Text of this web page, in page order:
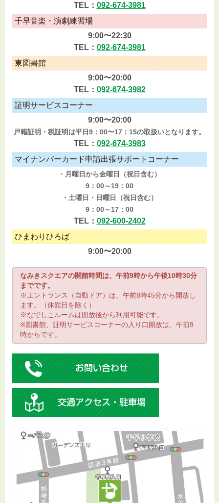
TEL： 092-674-3981
千早音楽・演劇練習場
9:00〜22:30
TEL： 092-674-3981
東図書館
9:00〜20:00
TEL： 092-674-3982
証明サービスコーナー
9:00〜20:00
戸籍証明・税証明は平日9：00〜17：15の取扱いとなります。
TEL： 092-674-3983
マイナンバーカード申請出張サポートコーナー
・月曜日から金曜日（祝日含む）
9：00～19：00
・土曜日・日曜日（祝日含む）
9：00～17：00
TEL： 092-600-2402
ひまわりひろば
9:00〜20:00
なみきスクエアの開館時間は、午前9時から午後10時30分
までです。
※エントランス（自動ドア）は、午前8時45分から開放し
ます。（休館日を除く）
※なでしこルームは開放後から利用可能です。
※図書館、証明サービスコーナーの入り口開放は、午前9
時からです。